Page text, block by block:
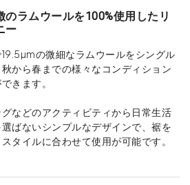
ラムウールを100%使用したリ
ー
の微細なラムウールをシングル
から春までの様々なコンディション
きます。
などのアクティビティから日常生活
ばないシンプルなデザインで、裾を
タイルに合わせて使用が可能です。